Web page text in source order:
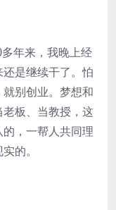
年来，我晚上经
是继续干了。怕
别创业。梦想和
板、当教授，这
，一帮人共同理
的。